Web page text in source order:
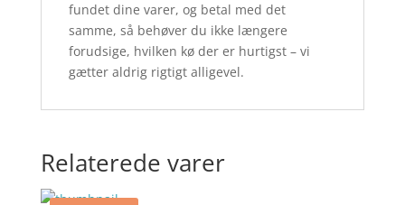
fundet dine varer, og betal med det
samme, så behøver du ikke længere
forudsige, hvilken kø der er hurtigst – vi
gætter aldrig rigtigt alligevel.
Relaterede varer